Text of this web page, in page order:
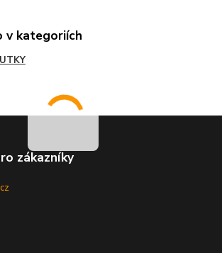
v kategoriích
zákazníky